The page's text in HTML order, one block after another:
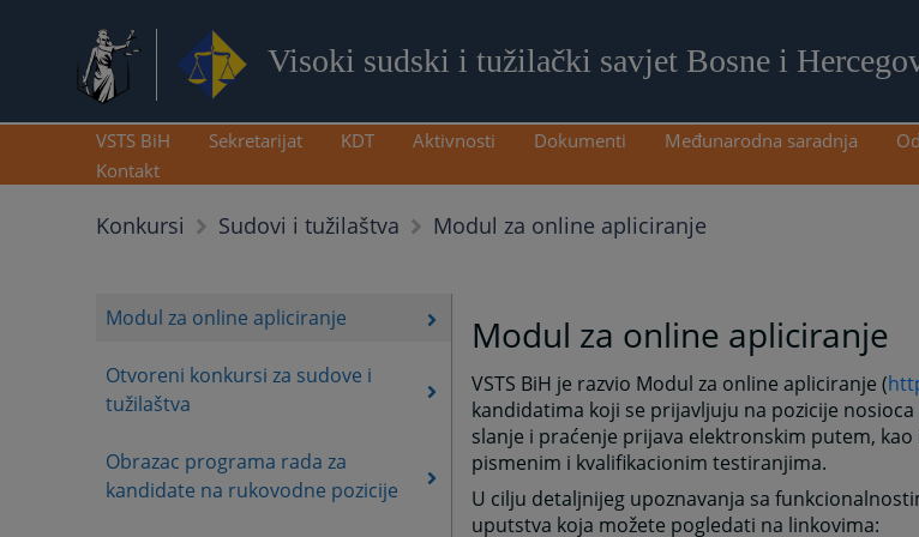
Visoki sudski i tužilački savjet Bosne i
VSTS BiH Sekretarijat KDT Aktivnosti Dokumenti Međunarodna saradnja
Kontakt
Konkursi Sudovi i tužilaštva Modul za online apliciranje
Modul za online apliciranje
Otvoreni konkursi za sudove i
tužilaštva
Obrazac programa rada za
kandidate na rukovodne pozicije
Modul za online apliciranje
VSTS BiH je razvio Modul za online apliciranje (
kandidatima koji se prijavljuju na pozicije
slanje i praćenje prijava elektronskim putem,
pismenim i kvalifikacionim testiranjima.
U cilju detaljnijeg upoznavanja sa
uputstva koja možete pogledati na linkovima: